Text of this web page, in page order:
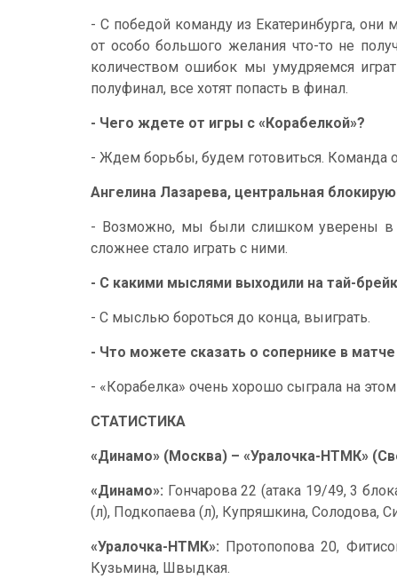
- С победой команду из Екатеринбурга,
от особо большого желания что-то не
количеством ошибок мы умудряемся
полуфинал, все хотят попасть в финал.
- Чего ждете от игры с «Корабелкой»?
- Ждем борьбы, будем готовиться. Команда
Ангелина Лазарева, центральная
- Возможно, мы были слишком уверены в
сложнее стало играть с ними.
- С какими мыслями выходили на тай-
- С мыслью бороться до конца, выиграть.
- Что можете сказать о сопернике в
- «Корабелка» очень хорошо сыграла на
СТАТИСТИКА
«Динамо» (Москва) – «Уралочка-НТМК»
«Динамо»: Гончарова 22 (атака 19/49, 3
(л), Подкопаева (л), Купряшкина, Солодова,
«Уралочка-НТМК»: Протопопова 20,
Кузьмина, Швыдкая.